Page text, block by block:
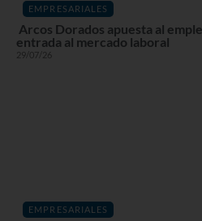
EMPRESARIALES
Arcos Dorados apuesta al
entrada al mercado laboral
29/07/26
EMPRESARIALES